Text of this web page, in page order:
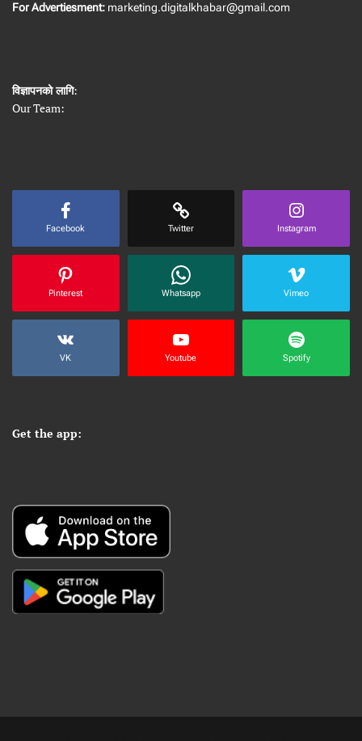
For Advertiesment: marketing.digitalkhabar@gmail.com
विज्ञापनको लागि:
Our Team:
Facebook Twitter Instagram
Pinterest Whatsapp Vimeo
VK Youtube Spotify
Get the app: